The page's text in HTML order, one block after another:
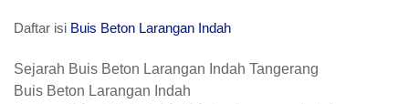
Daftar isi Buis Beton Larangan Indah
Sejarah Buis Beton Larangan Indah Tangerang
Buis Beton Larangan Indah